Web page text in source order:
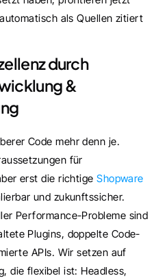
als Quellen zitiert
durch
&
Code mehr denn je.
für
erst die richtige Shopware
und zukunftssicher.
Performance-Probleme sind
Plugins, doppelte Code-
APIs. Wir setzen auf
die flexibel ist: Headless,